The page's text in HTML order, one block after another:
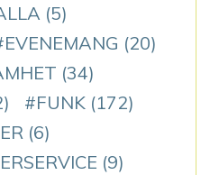
(5)
EVENEMANG (20)
(34)
FUNK (172)
(6)
(9)